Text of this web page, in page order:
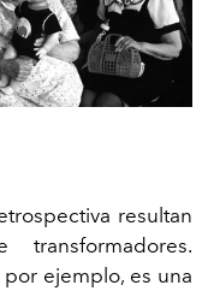
resultan
por ejemplo, es una